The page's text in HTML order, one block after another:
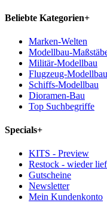
Beliebte Kategorien+
Marken-Welten
Modellbau-
Militär-Modellbau
Flugzeug-Modellbau
Schiffs-Modellbau
Dioramen-Bau
Top Suchbegriffe
Specials+
KITS - Preview
Restock - wieder
Gutscheine
Newsletter
Mein Kundenkonto